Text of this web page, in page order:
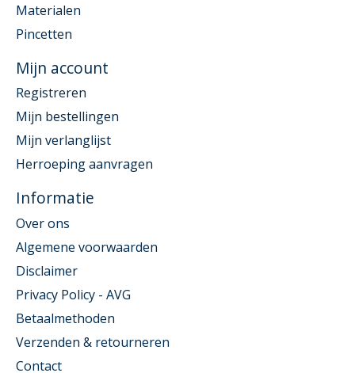
Materialen
Pincetten
Mijn account
Registreren
Mijn bestellingen
Mijn verlanglijst
Herroeping aanvragen
Informatie
Over ons
Algemene voorwaarden
Disclaimer
Privacy Policy - AVG
Betaalmethoden
Verzenden & retourneren
Contact